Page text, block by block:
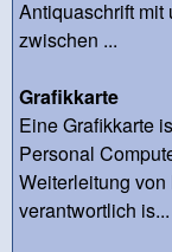
Antiquaschrift mit
zwischen ...
Grafikkarte
Eine Grafikkarte
Personal
Weiterleitung
verantwortlich is...